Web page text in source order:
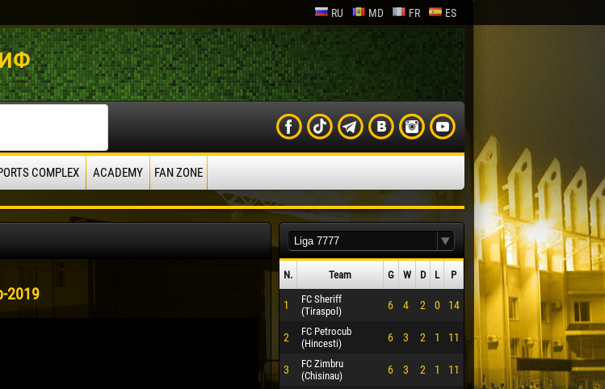
RU MD FR ES
COMPLEX ACADEMY FAN ZONE
2019
N. Team G W D L P
1
FC Sheriff
(Tiraspol)
6 4 2 0 14
2
FC Petrocub
(Hincesti)
6 3 2 1 11
3
FC Zimbru
(Chisinau)
6 3 2 1 11